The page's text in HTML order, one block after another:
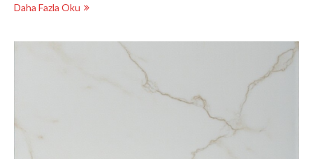
Daha Fazla Oku